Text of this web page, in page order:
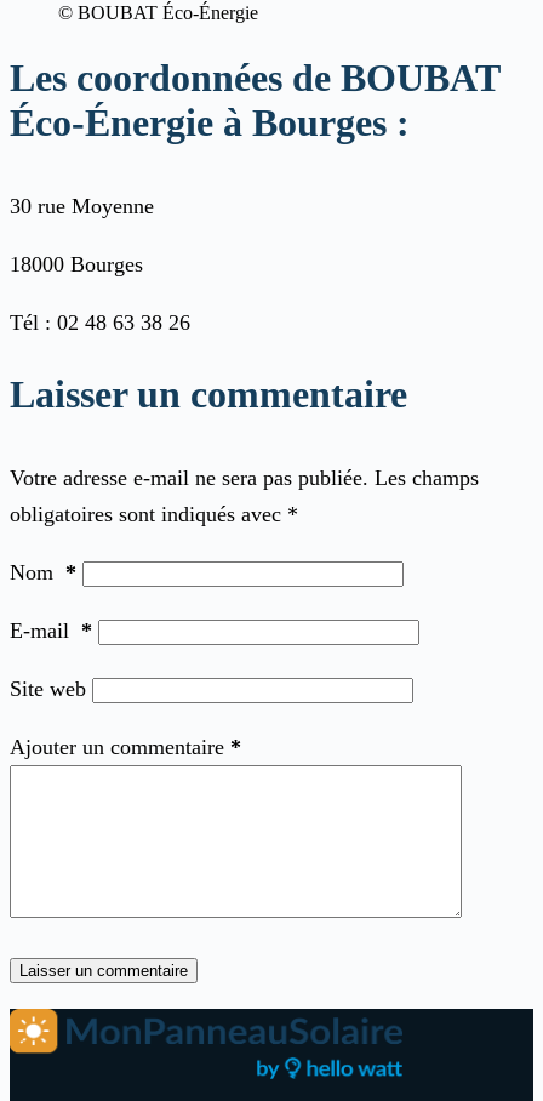
© BOUBAT Éco-Énergie
Les coordonnées de BOUBAT
Éco-Énergie à Bourges :
30 rue Moyenne
18000 Bourges
Tél : 02 48 63 38 26
Laisser un commentaire
Votre adresse e-mail ne sera pas publiée. Les champs
obligatoires sont indiqués avec *
Nom *
E-mail *
Site web
Ajouter un commentaire *
Laisser un commentaire